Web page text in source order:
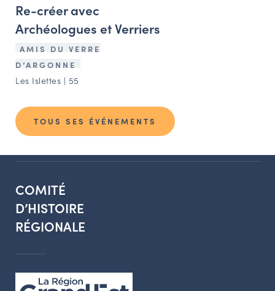
Re-créer avec
Archéologues et Verriers
AMIS DU VERRE
D’ARGONNE
Les Islettes | 55
TOUS SES ÉVÉNEMENTS
COMITÉ
D’HISTOIRE
RÉGIONALE